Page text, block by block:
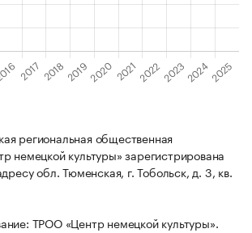
региональная общественная
немецкой культуры» зарегистрирована
обл. Тюменская, г. Тобольск, д. 3, кв.
ТРОО «Центр немецкой культуры».